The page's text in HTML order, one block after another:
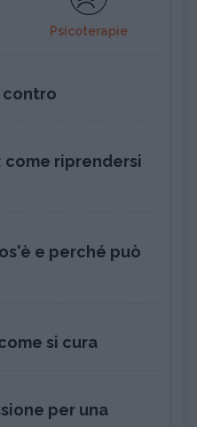
Psicoterapie
contro
come riprendersi
e perché può
si cura
per una